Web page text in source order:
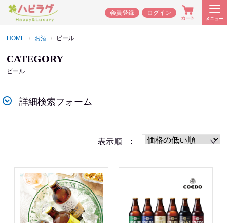
会員登録 ログイン
メニュー
HOME お酒 ビール
CATEGORY
ビール
詳細検索フォーム
表示順 :